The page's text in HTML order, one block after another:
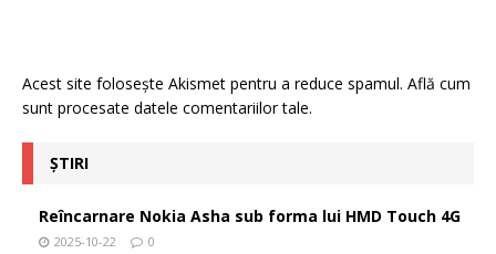
Acest site folosește Akismet pentru a reduce spamul. Află cum
sunt procesate datele comentariilor tale.
ȘTIRI
Reîncarnare Nokia Asha sub forma lui HMD Touch 4G
2025-10-22 0